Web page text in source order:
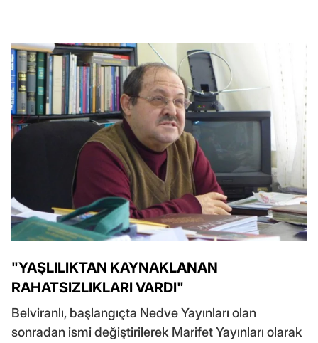
"YAŞLILIKTAN KAYNAKLANAN
RAHATSIZLIKLARI VARDI"
Belviranlı, başlangıçta Nedve Yayınları olan
sonradan ismi değiştirilerek Marifet Yayınları olarak